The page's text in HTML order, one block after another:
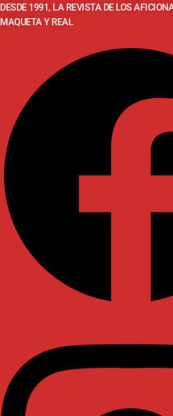
DESDE 1991, LA REVISTA DE LOS
MAQUETA Y REAL